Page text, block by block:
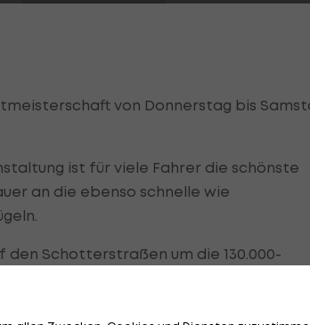
von Donnerstag bis
ist für viele Fahrer die schönste
an die ebenso schnelle wie
Schotterstraßen um die 130.000-